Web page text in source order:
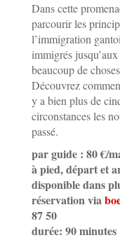
Dans cette
parcourir les
l’immigration
immigrés
beaucoup de
Découvrez
y a bien plus de
circonstances les
passé.
par guide : 80 €/
à pied, départ et
disponible dans
réservation via
87 50
durée: 90 minutes